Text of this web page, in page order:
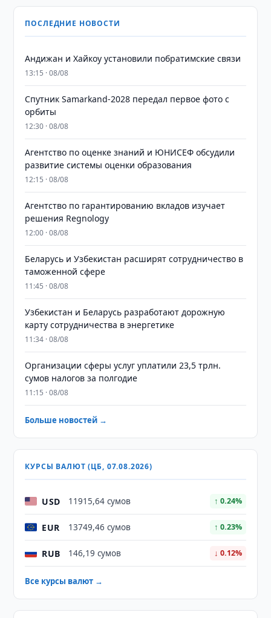
ПОСЛЕДНИЕ НОВОСТИ
Андижан и Хайкоу установили побратимские связи
13:15 · 08/08
Спутник Samarkand-2028 передал первое фото с
орбиты
12:30 · 08/08
Агентство по оценке знаний и ЮНИСЕФ обсудили
развитие системы оценки образования
12:15 · 08/08
Агентство по гарантированию вкладов изучает
решения Regnology
12:00 · 08/08
Беларусь и Узбекистан расширят сотрудничество в
таможенной сфере
11:45 · 08/08
Узбекистан и Беларусь разработают дорожную
карту сотрудничества в энергетике
11:34 · 08/08
Организации сферы услуг уплатили 23,5 трлн.
сумов налогов за полгодие
11:15 · 08/08
Больше новостей →
КУРСЫ ВАЛЮТ (ЦБ, 07.08.2026)
USD 11915,64 сумов ↑ 0.24%
EUR 13749,46 сумов ↑ 0.23%
RUB 146,19 сумов ↓ 0.12%
Все курсы валют →